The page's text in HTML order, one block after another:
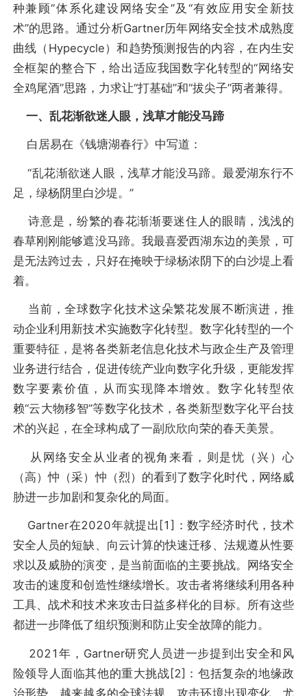
种兼顾“体系化建设网络安全”及“有效应用安全新技
术”的思路。通过分析Gartner历年网络安全技术成熟度
曲线（Hypecycle）和趋势预测报告的内容，在内生安
全框架的整合下，给出适应我国数字化转型的“网络安
全鸡尾酒”思路，力求让“打基础”和“拔尖子”两者兼得。
一、乱花渐欲迷人眼，浅草才能没马蹄
白居易在《钱塘湖春行》中写道：
“乱花渐欲迷人眼，浅草才能没马蹄。最爱湖东行不
足，绿杨阴里白沙堤。”
诗意是，纷繁的春花渐渐要迷住人的眼睛，浅浅的
春草刚刚能够遮没马蹄。我最喜爱西湖东边的美景，可
是无法跨过去，只好在掩映于绿杨浓阴下的白沙堤上看
着。
当前，全球数字化技术这朵繁花发展不断演进，推
动企业利用新技术实施数字化转型。数字化转型的一个
重要特征，是将各类新老信息化技术与政企生产及管理
业务进行结合，促进传统产业向数字化升级，更能发挥
数字要素价值，从而实现降本增效。数字化转型依
赖“云大物移智”等数字化技术，各类新型数字化平台技
术的兴起，在全球构成了一副欣欣向荣的春天美景。
从网络安全从业者的视角来看，则是忧（兴）心
（高）忡（采）忡（烈）的看到了数字化时代，网络威
胁进一步加剧和复杂化的局面。
Gartner在2020年就提出[1]：数字经济时代，技术
安全人员的短缺、向云计算的快速迁移、法规遵从性要
求以及威胁的演变，是当前面临的主要挑战。网络安全
攻击的速度和创造性继续增长。攻击者将继续利用各种
工具、战术和技术来攻击日益多样化的目标。所有这些
都进一步降低了组织预测和防止安全故障的能力。
2021年，Gartner研究人员进一步提到出安全和风
险领导人面临其他的重大挑战[2]：包括复杂的地缘政
治形势，越来越多的全球法规，攻击环境出现变化，尤